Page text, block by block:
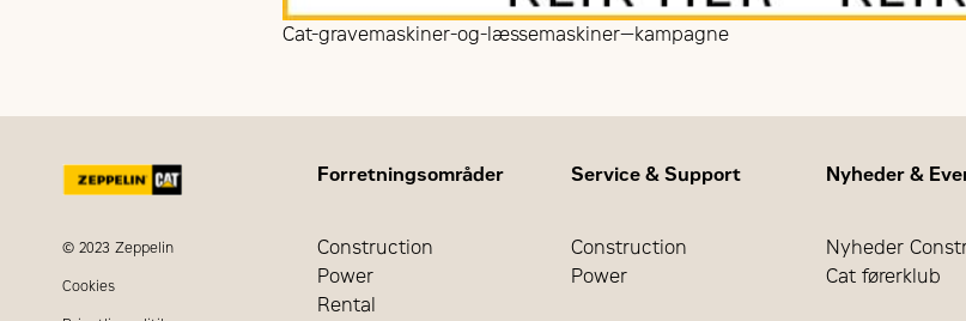
Cat-gravemaskiner-og-læssemaskiner—kampagne
© 2023 Zeppelin
Cookies
Forretningsområder
Construction
Power
Rental
Service & Support
Construction
Power
Nyheder &
Nyheder
Cat førerklub